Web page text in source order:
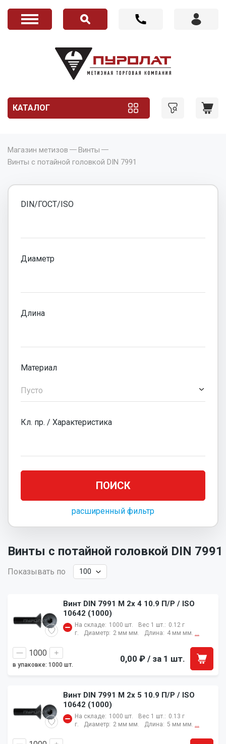
КАТАЛОГ
Магазин метизов
Винты
Винты с потайной головкой DIN 7991
DIN/ГОСТ/ISO
Диаметр
Длина
Материал
Пусто
Кл. пр. / Характеристика
расширенный фильтр
Винты с потайной головкой DIN 7991
Показывать по
Винт DIN 7991 M 2x 4 10.9 П/Р / ISO
10642 (1000)
На складе: 1000 шт. Вес 1 шт.: 0.12 г
г.
Диаметр: 2 мм мм. Длина: 4 мм мм. ...
в упаковке: 1000 шт.
0,00 ₽ / за 1 шт.
Винт DIN 7991 M 2x 5 10.9 П/Р / ISO
10642 (1000)
На складе: 1000 шт. Вес 1 шт.: 0.13 г
г.
Диаметр: 2 мм мм. Длина: 5 мм мм. ...